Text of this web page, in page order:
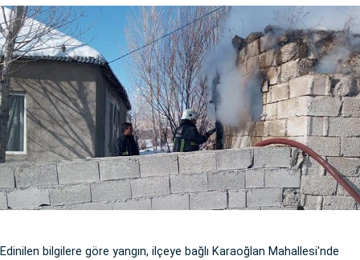
Edinilen bilgilere göre yangın, ilçeye bağlı Karaoğlan Mahallesi'nde